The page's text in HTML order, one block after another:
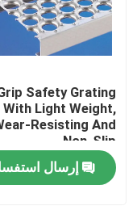
المنتجات
حولنا
جولة في المصنع
Safety Grating
With Light Weight,
Resisting And
Non-Slip
إرسال